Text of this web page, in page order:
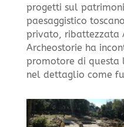
progetti sul
paesaggistico
privato, ribattezzata
Archeostorie ha
promotore di questa
nel dettaglio come